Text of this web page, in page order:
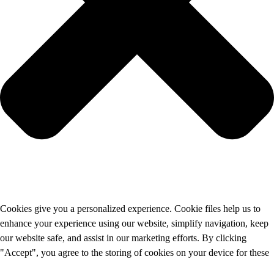
Cookies give you a personalized experience. Cookie files help us to
enhance your experience using our website, simplify navigation, keep
our website safe, and assist in our marketing efforts. By clicking
"Accept", you agree to the storing of cookies on your device for these